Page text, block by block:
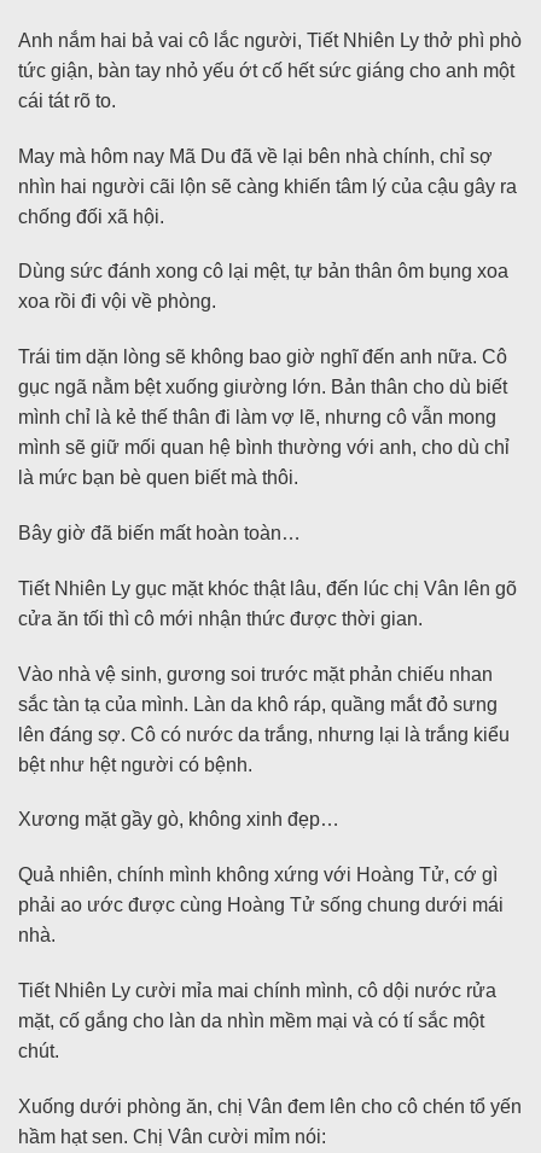
Anh nắm hai bả vai cô lắc người, Tiết Nhiên Ly thở phì phò
tức giận, bàn tay nhỏ yếu ớt cố hết sức giáng cho anh một
cái tát rõ to.
May mà hôm nay Mã Du đã về lại bên nhà chính, chỉ sợ
nhìn hai người cãi lộn sẽ càng khiến tâm lý của cậu gây ra
chống đối xã hội.
Dùng sức đánh xong cô lại mệt, tự bản thân ôm bụng xoa
xoa rồi đi vội về phòng.
Trái tim dặn lòng sẽ không bao giờ nghĩ đến anh nữa. Cô
gục ngã nằm bệt xuống giường lớn. Bản thân cho dù biết
mình chỉ là kẻ thế thân đi làm vợ lẽ, nhưng cô vẫn mong
mình sẽ giữ mối quan hệ bình thường với anh, cho dù chỉ
là mức bạn bè quen biết mà thôi.
Bây giờ đã biến mất hoàn toàn…
Tiết Nhiên Ly gục mặt khóc thật lâu, đến lúc chị Vân lên gõ
cửa ăn tối thì cô mới nhận thức được thời gian.
Vào nhà vệ sinh, gương soi trước mặt phản chiếu nhan
sắc tàn tạ của mình. Làn da khô ráp, quầng mắt đỏ sưng
lên đáng sợ. Cô có nước da trắng, nhưng lại là trắng kiểu
bệt như hệt người có bệnh.
Xương mặt gầy gò, không xinh đẹp…
Quả nhiên, chính mình không xứng với Hoàng Tử, cớ gì
phải ao ước được cùng Hoàng Tử sống chung dưới mái
nhà.
Tiết Nhiên Ly cười mỉa mai chính mình, cô dội nước rửa
mặt, cố gắng cho làn da nhìn mềm mại và có tí sắc một
chút.
Xuống dưới phòng ăn, chị Vân đem lên cho cô chén tổ yến
hầm hạt sen. Chị Vân cười mỉm nói: